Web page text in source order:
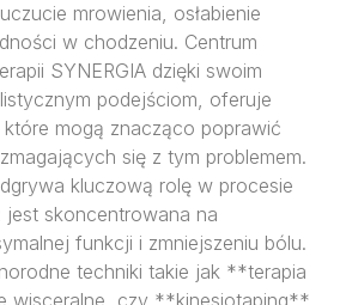
mrowienia, osłabienie
w chodzeniu. Centrum
SYNERGIA dzięki swoim
podejściom, oferuje
mogą znacząco poprawić
się z tym problemem.
kluczową rolę w procesie
jest skoncentrowana na
funkcji i zmniejszeniu bólu.
techniki takie jak **terapia
wisceralne, czy **kinesiotaping**,